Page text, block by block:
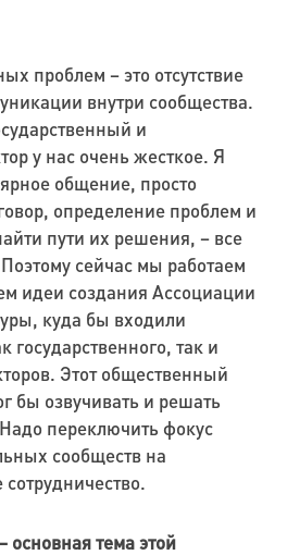
проблем – это отсутствие
внутри сообщества.
и
у нас очень жесткое. Я
общение, просто
определение проблем и
пути их решения, – все
сейчас мы работаем
идеи создания Ассоциации
куда бы входили
государственного, так и
Этот общественный
бы озвучивать и решать
переключить фокус
сообществ на
основная тема этой